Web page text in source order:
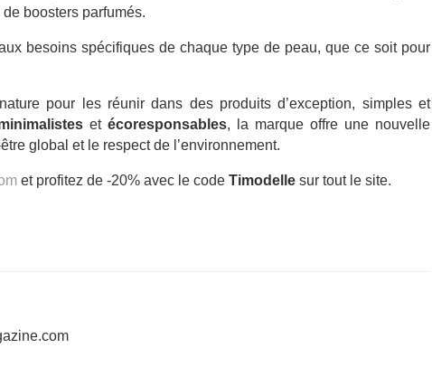
boosters parfumés.
besoins spécifiques de chaque type de peau, que ce soit pour
pour les réunir dans des produits d’exception, simples et
et écoresponsables, la marque offre une nouvelle
global et le respect de l’environnement.
et profitez de -20% avec le code Timodelle sur tout le site.